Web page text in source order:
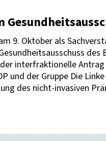
9. Oktober als
des
interfraktionelle Antrag
und der Gruppe Die
des nicht-invasiven